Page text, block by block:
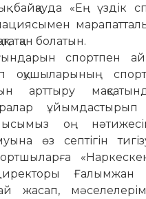
байқауда «Ең үздік
болатын.
спортпен
оқушыларының
арттыру
ұйым­дастырып
оң
өз септігін
Ғалымжан
жасап,